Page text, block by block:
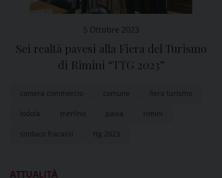
5 Ottobre 2023
Sei realtà pavesi alla Fiera del Turismo
di Rimini “TTG 2023”
camera commercio comune fiera turismo
lodola merlino pavia rimini
sindaco fracassi ttg 2023
ATTUALITÀ